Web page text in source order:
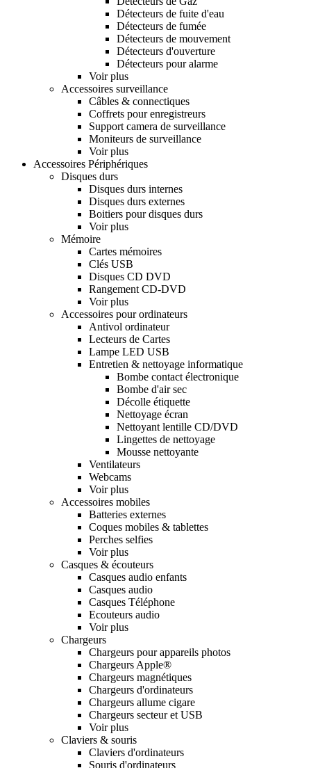
Détecteurs de fuite d'eau
Détecteurs de fumée
Détecteurs de mouvement
Détecteurs d'ouverture
Détecteurs pour alarme
Voir plus
Accessoires surveillance
Câbles & connectiques
Coffrets pour enregistreurs
Support camera de surveillance
Moniteurs de surveillance
Voir plus
Accessoires Périphériques
Disques durs
Disques durs internes
Disques durs externes
Boitiers pour disques durs
Voir plus
Mémoire
Cartes mémoires
Clés USB
Disques CD DVD
Rangement CD-DVD
Voir plus
Accessoires pour ordinateurs
Antivol ordinateur
Lecteurs de Cartes
Lampe LED USB
Entretien & nettoyage informatique
Bombe contact électronique
Bombe d'air sec
Décolle étiquette
Nettoyage écran
Nettoyant lentille CD/DVD
Lingettes de nettoyage
Mousse nettoyante
Ventilateurs
Webcams
Voir plus
Accessoires mobiles
Batteries externes
Coques mobiles & tablettes
Perches selfies
Voir plus
Casques & écouteurs
Casques audio enfants
Casques audio
Casques Téléphone
Ecouteurs audio
Voir plus
Chargeurs
Chargeurs pour appareils photos
Chargeurs Apple®
Chargeurs magnétiques
Chargeurs d'ordinateurs
Chargeurs allume cigare
Chargeurs secteur et USB
Voir plus
Claviers & souris
Claviers d'ordinateurs
Souris d'ordinateurs